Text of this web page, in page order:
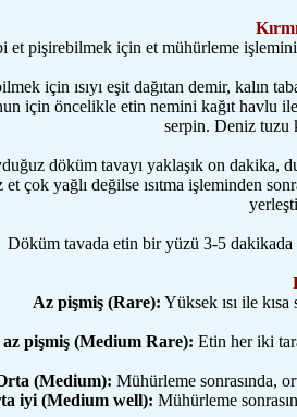
et pişirebilmek için et mühürleme işlemini
için ısıyı eşit dağıtan demir, kalın
için öncelikle etin nemini kağıt havlu
serpin. Deniz tuzu
döküm tavayı yaklaşık on dakika,
et çok yağlı değilse ısıtma işleminden
Döküm tavada etin bir yüzü 3-5 dakikada
Az pişmiş (Rare): Yüksek ısı ile
pişmiş (Medium Rare): Etin her iki
(Medium): Mühürleme sonrasında,
iyi (Medium well): Mühürleme